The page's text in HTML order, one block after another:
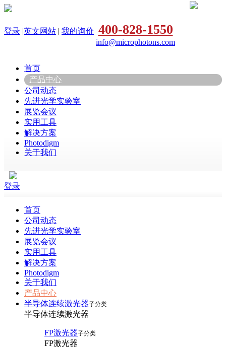
登录 |英文网站 | 我的询价 400-828-1550
info@microphotons.com
首页
产品中心
公司动态
先进光学实验室
展览会议
实用工具
解决方案
Photodigm
关于我们
登录
首页
公司动态
先进光学实验室
展览会议
实用工具
解决方案
Photodigm
关于我们
产品中心
半导体连续激光器子分类
半导体连续激光器
FP激光器子分类
FP激光器